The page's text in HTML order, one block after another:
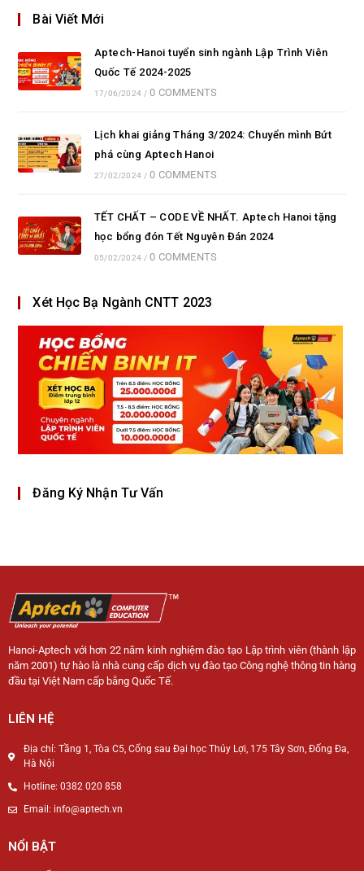
Bài Viết Mới
Aptech-Hanoi tuyển sinh ngành Lập Trình Viên
Quốc Tế 2024-2025
17/06/2024 / 0 COMMENTS
Lịch khai giảng Tháng 3/2024: Chuyển mình Bứt
phá cùng Aptech Hanoi
27/02/2024 / 0 COMMENTS
TẾT CHẤT – CODE VỀ NHẤT. Aptech Hanoi tặng
học bổng đón Tết Nguyên Đán 2024
05/02/2024 / 0 COMMENTS
Xét Học Bạ Ngành CNTT 2023
Đăng Ký Nhận Tư Vấn
Hanoi-Aptech với hơn 22 năm kinh nghiệm đào tạo Lập trình viên (thành lập
năm 2001) tự hào là nhà cung cấp dịch vụ đào tạo Công nghệ thông tin hàng
đầu tại Việt Nam cấp bằng Quốc Tế.
LIÊN HỆ
Địa chỉ: Tầng 1, Tòa C5, Cổng sau Đại học Thủy Lợi, 175 Tây Sơn, Đống Đa,
Hà Nội
Hotline: 0382 020 858
Email: info@aptech.vn
NỔI BẬT